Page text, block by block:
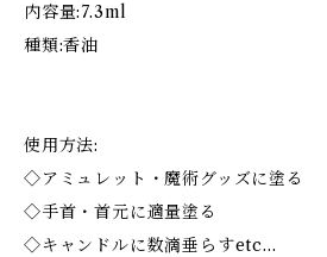
内容量:7.3ml
種類:香油
使用方法:
◇アミュレット・魔術グッズに塗る
◇手首・首元に適量塗る
◇キャンドルに数滴垂らすetc…